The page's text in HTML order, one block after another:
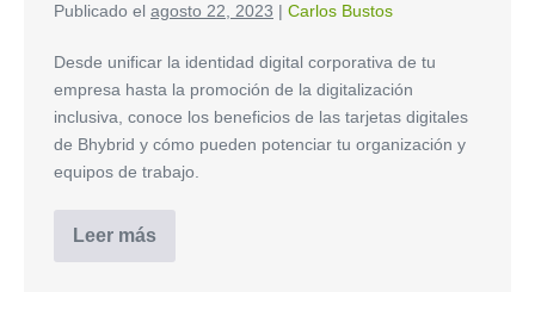
Publicado el agosto 22, 2023 | Carlos Bustos
Desde unificar la identidad digital corporativa de tu
empresa hasta la promoción de la digitalización
inclusiva, conoce los beneficios de las tarjetas digitales
de Bhybrid y cómo pueden potenciar tu organización y
equipos de trabajo.
Leer más